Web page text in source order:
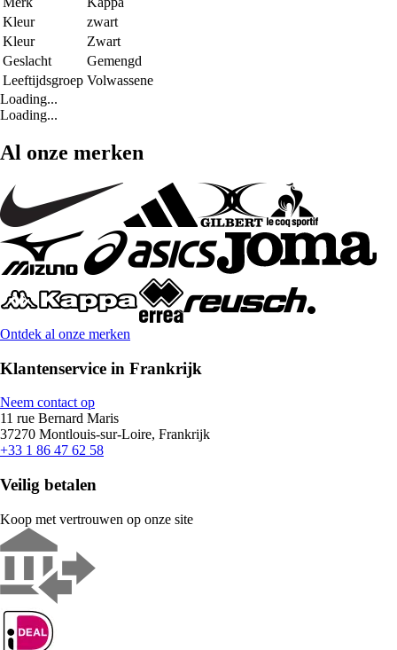
Kleur
zwart
Kleur
Zwart
Geslacht
Gemengd
Leeftijdsgroep Volwassene
Loading...
Loading...
Al onze merken
Ontdek al onze merken
Klantenservice in Frankrijk
Neem contact op
11 rue Bernard Maris
37270 Montlouis-sur-Loire, Frankrijk
+33 1 86 47 62 58
Veilig betalen
Koop met vertrouwen op onze site